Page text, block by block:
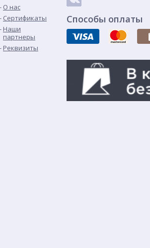
О нас
Сертификаты
Наши
партнеры
Реквизиты
Способы оплаты